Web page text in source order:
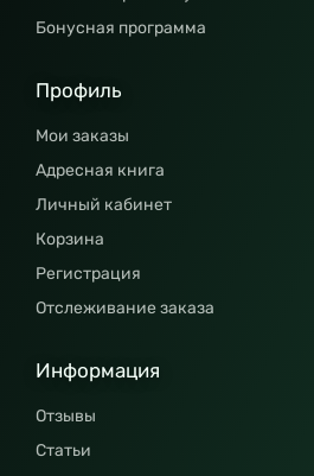
Бонусная программа
Профиль
Мои заказы
Адресная книга
Личный кабинет
Корзина
Регистрация
Отслеживание заказа
Информация
Отзывы
Статьи